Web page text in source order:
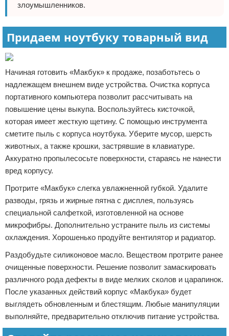
злоумышленников.
Придаем ноутбуку товарный вид
Начиная готовить «Макбук» к продаже, позаботьтесь о
надлежащем внешнем виде устройства. Очистка корпуса
портативного компьютера позволит рассчитывать на
повышение цены выкупа. Воспользуйтесь кисточкой,
которая имеет жесткую щетину. С помощью инструмента
сметите пыль с корпуса ноутбука. Уберите мусор, шерсть
животных, а также крошки, застрявшие в клавиатуре.
Аккуратно пропылесосьте поверхности, стараясь не нанести
вред корпусу.
Протрите «Макбук» слегка увлажненной губкой. Удалите
разводы, грязь и жирные пятна с дисплея, пользуясь
специальной салфеткой, изготовленной на основе
микрофибры. Дополнительно устраните пыль из системы
охлаждения. Хорошенько продуйте вентилятор и радиатор.
Раздобудьте силиконовое масло. Веществом протрите ранее
очищенные поверхности. Решение позволит замаскировать
различного рода дефекты в виде мелких сколов и царапинок.
После указанных действий корпус «Макбука» будет
выглядеть обновленным и блестящим. Любые манипуляции
выполняйте, предварительно отключив питание устройства.